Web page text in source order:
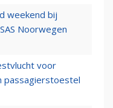
weekend bij
Noorwegen
voor
passagierstoestel